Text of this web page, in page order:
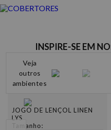
INSPIRE-SE EM
JOGO DE LENÇOL LINEN
LYS
Tamanho:
Veja
outros
ambientes